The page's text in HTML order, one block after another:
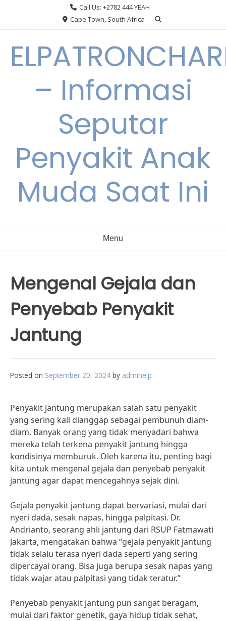
Call Us: +2782 444 YEAH
Cape Town, South Africa
– Informasi
Seputar
Penyakit Anak
Muda Saat Ini
Menu
Mengenal Gejala dan
Penyebab Penyakit
Jantung
Posted on September 20, 2024 by adminelp
Penyakit jantung merupakan salah satu penyakit
yang sering kali dianggap sebagai pembunuh diam-
diam. Banyak orang yang tidak menyadari bahwa
mereka telah terkena penyakit jantung hingga
kondisinya memburuk. Oleh karena itu, penting bagi
kita untuk mengenal gejala dan penyebab penyakit
jantung agar dapat mencegahnya sejak dini.
Gejala penyakit jantung dapat bervariasi, mulai dari
nyeri dada, sesak napas, hingga palpitasi. Dr.
Andrianto, seorang ahli jantung dari RSUP Fatmawati
Jakarta, mengatakan bahwa “gejala penyakit jantung
tidak selalu terasa nyeri dada seperti yang sering
dipercayai orang. Bisa juga berupa sesak napas yang
tidak wajar atau palpitasi yang tidak teratur.”
Penyebab penyakit jantung pun sangat beragam,
mulai dari faktor genetik, gaya hidup tidak sehat,